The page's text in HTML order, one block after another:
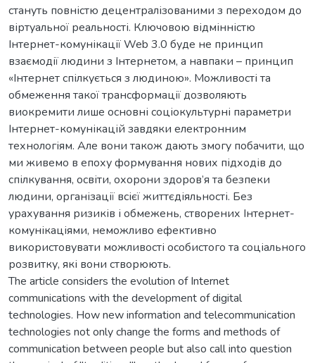
стануть повністю децентралізованими з переходом до
віртуальної реальності. Ключовою відмінністю
Інтернет-комунікації Web 3.0 буде не принцип
взаємодії людини з Інтернетом, а навпаки – принцип
«Інтернет спілкується з людиною». Можливості та
обмеження такої трансформації дозволяють
виокремити лише основні соціокультурні параметри
Інтернет-комунікацій завдяки електронним
технологіям. Але вони також дають змогу побачити, що
ми живемо в епоху формування нових підходів до
спілкування, освіти, охорони здоров’я та безпеки
людини, організації всієї життєдіяльності. Без
урахування ризиків і обмежень, створених Інтернет-
комунікаціями, неможливо ефективно
використовувати можливості особистого та соціального
розвитку, які вони створюють.
The article considers the evolution of Internet
communications with the development of digital
technologies. How new information and telecommunication
technologies not only change the forms and methods of
communication between people but also call into question